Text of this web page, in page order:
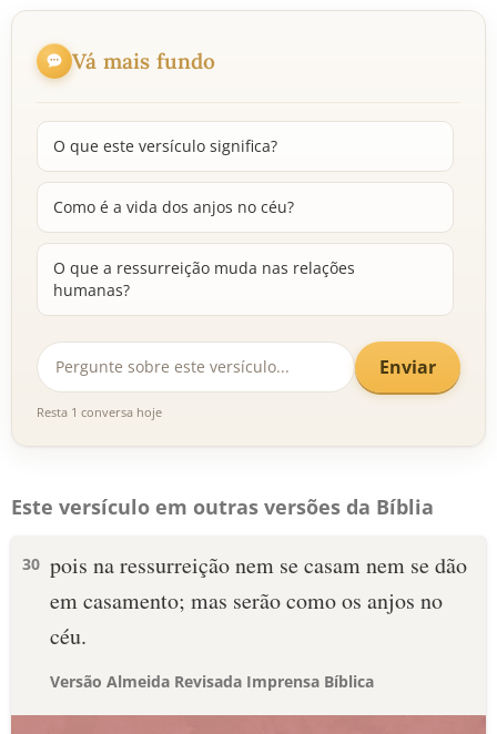
Vá mais fundo
O que este versículo significa?
Como é a vida dos anjos no céu?
O que a ressurreição muda nas relações
humanas?
Enviar
Resta 1 conversa hoje
Este versículo em outras versões da Bíblia
30 pois na ressurreição nem se casam nem se dão
em casamento; mas serão como os anjos no
céu.
Versão Almeida Revisada Imprensa Bíblica